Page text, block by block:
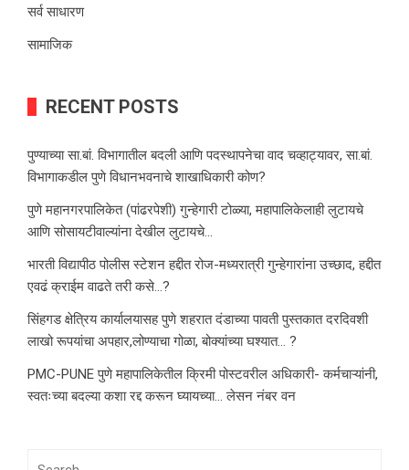
सर्व साधारण
सामाजिक
RECENT POSTS
पुण्याच्या सा.बां. विभागातील बदली आणि पदस्थापनेचा वाद चव्हाट्यावर, सा.बां.
विभागाकडील पुणे विधानभवनाचे शाखाधिकारी कोण?
पुणे महानगरपालिकेत (पांढरपेशी) गुन्हेगारी टोळ्या, महापालिकेलाही लुटायचे
आणि सोसायटीवाल्यांना देखील लुटायचे…
भारती विद्यापीठ पोलीस स्टेशन हद्दीत रोज-मध्यरात्री गुन्हेगारांना उच्छाद, हद्दीत
एवढं क्राईम वाढते तरी कसे…?
सिंहगड क्षेत्रिय कार्यालयासह पुणे शहरात दंडाच्या पावती पुस्तकात दरदिवशी
लाखो रूपयांचा अपहार,लोण्याचा गोळा, बोक्यांच्या घश्यात… ?
PMC-PUNE पुणे महापालिकेतील क्रिमी पोस्टवरील अधिकारी- कर्मचाऱ्यांनी,
स्वतःच्या बदल्या कशा रद्द करून घ्यायच्या… लेसन नंबर वन